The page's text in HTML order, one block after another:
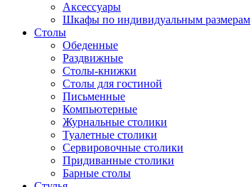
Аксессуары
Шкафы по индивидуальным размерам
Столы
Обеденные
Раздвижные
Столы-книжки
Столы для гостиной
Письменные
Компьютерные
Журнальные столики
Туалетные столики
Сервировочные столики
Придиванные столики
Барные столы